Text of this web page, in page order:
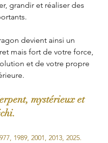
grandir et réaliser des
devient ainsi un
mais fort de votre force,
et de votre propre
mystérieux et
1989, 2001, 2013, 2025.